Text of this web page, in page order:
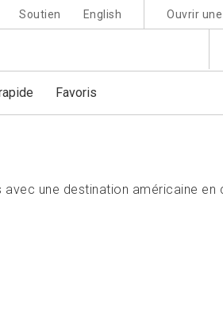
Soutien English Ouvrir
Favoris
une destination américaine en